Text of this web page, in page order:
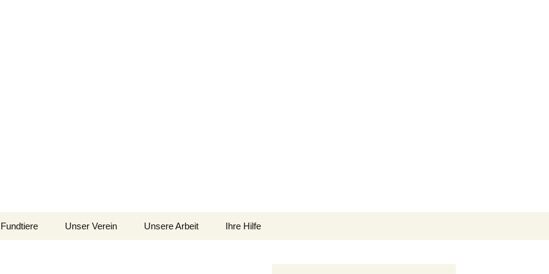
Siebengebirge – Orscheider Tierschutzhof
Fundtiere Unser Verein Unsere Arbeit Ihre Hilfe